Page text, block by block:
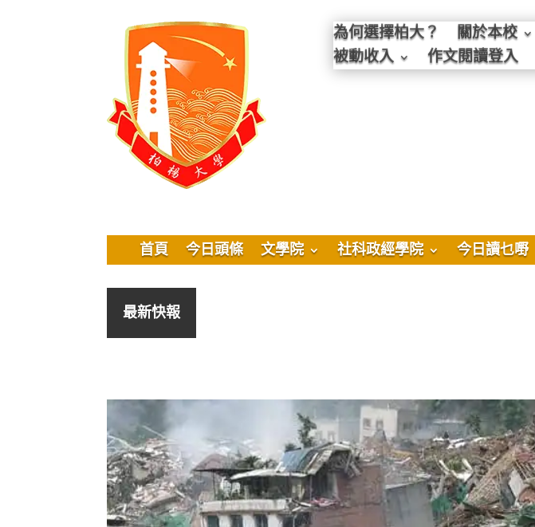
為何選擇柏大？ 關於本校
被動收入
作文閱讀登入
首頁 今日頭條 文學院 社科政經學院 今日讀乜嘢
最新快報